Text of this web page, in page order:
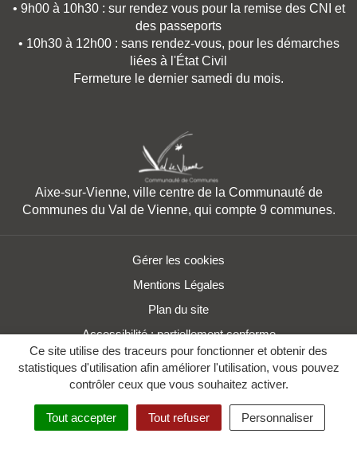
Ce site utilise des traceurs pour fonctionner et obtenir des
statistiques d'utilisation afin améliorer l'utilisation, vous pouvez
contrôler ceux que vous souhaitez activer.
Tout accepter Tout refuser Personnaliser
• 9h00 à 10h30 : sur rendez vous pour la remise des CNI et
des passeports
• 10h30 à 12h00 : sans rendez-vous, pour les démarches
liées à l'État Civil
Fermeture le dernier samedi du mois.
Aixe-sur-Vienne, ville centre de la Communauté de
Communes du Val de Vienne, qui compte 9 communes.
Gérer les cookies
Mentions Légales
Plan du site
Accessibilité : partiellement conforme